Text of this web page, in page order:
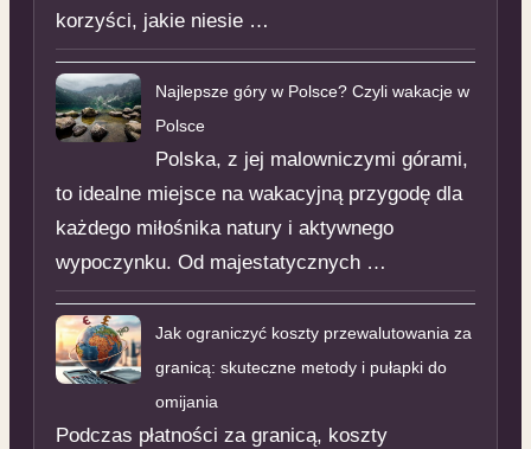
korzyści, jakie niesie …
Najlepsze góry w Polsce? Czyli wakacje w
Polsce
Polska, z jej malowniczymi górami,
to idealne miejsce na wakacyjną przygodę dla
każdego miłośnika natury i aktywnego
wypoczynku. Od majestatycznych …
Jak ograniczyć koszty przewalutowania za
granicą: skuteczne metody i pułapki do
omijania
Podczas płatności za granicą, koszty